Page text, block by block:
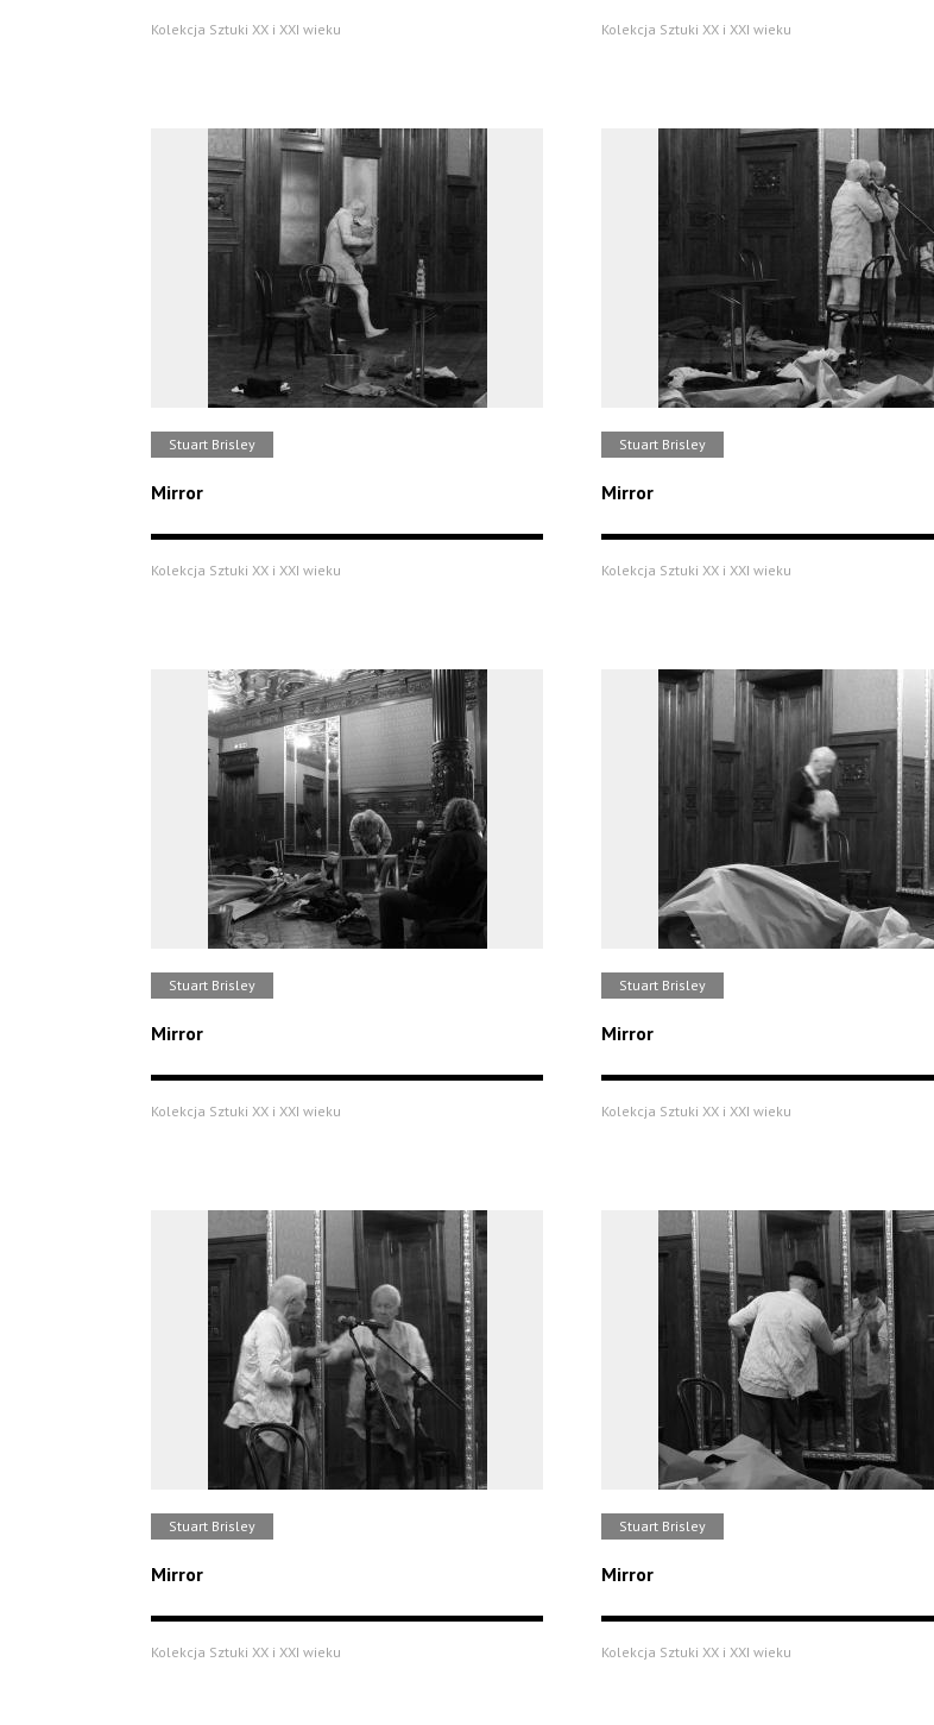
Kolekcja Sztuki XX i XXI wieku Kolekcja Sztuki XX i XXI wieku
Stuart Brisley
Mirror
Kolekcja Sztuki XX i XXI wieku
Stuart Brisley
Mirror
Kolekcja Sztuki XX i XXI wieku
Stuart Brisley
Mirror
Kolekcja Sztuki XX i XXI wieku
Stuart Brisley
Mirror
Kolekcja Sztuki XX i XXI wieku
Stuart Brisley
Mirror
Kolekcja Sztuki XX i XXI wieku
Stuart Brisley
Mirror
Kolekcja Sztuki XX i XXI wieku